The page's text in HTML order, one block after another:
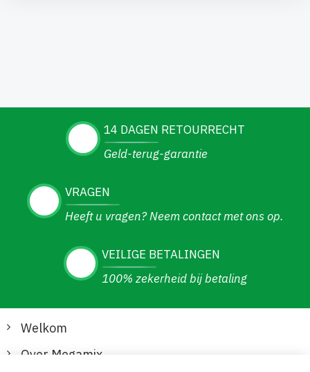
14 DAGEN RETOURRECHT
Geld-terug-garantie
VRAGEN
Heeft u vragen? Neem contact met ons op.
VEILIGE BETALINGEN
100% zekerheid bij betaling
Welkom
Over Megamix